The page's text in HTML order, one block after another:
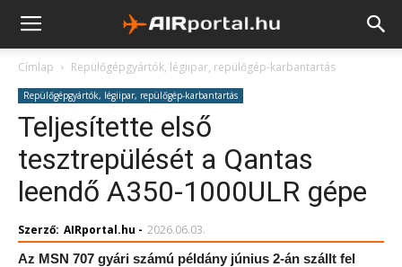
Címlap Repülőgépgyártók, légiipar, repülőgép-karbantartás
Repülőgépgyártók, légiipar, repülőgép-karbantartás
Teljesítette első
tesztrepülését a Qantas
leendő A350-1000ULR gépe
Szerző: AIRportal.hu - 2026.06.03.
Az MSN 707 gyári számú példány június 2-án szállt fel